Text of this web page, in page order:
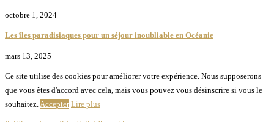
octobre 1, 2024
Les îles paradisiaques pour un séjour inoubliable en Océanie
mars 13, 2025
Ce site utilise des cookies pour améliorer votre expérience. Nous supposerons
que vous êtes d'accord avec cela, mais vous pouvez vous désinscrire si vous le
souhaitez. Accepter Lire plus